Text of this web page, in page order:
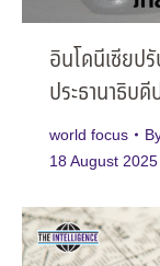
อินโดนีเซียป
ประธานาธิบดี
world focus
18 August 2025